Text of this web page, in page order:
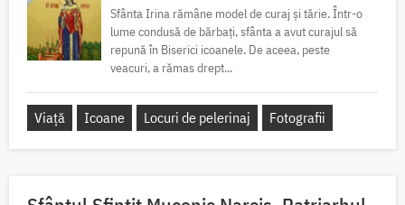
Sfânta Irina rămâne model de curaj și tărie. Într-o
lume condusă de bărbați, sfânta a avut curajul să
repună în Biserici icoanele. De aceea, peste
veacuri, a rămas drept...
Viață Icoane Locuri de pelerinaj Fotografii